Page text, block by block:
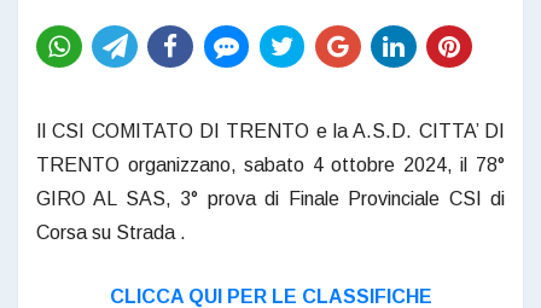
Il CSI COMITATO DI TRENTO e la A.S.D. CITTA’ DI
TRENTO organizzano, sabato 4 ottobre 2024, il 78°
GIRO AL SAS, 3° prova di Finale Provinciale CSI di
Corsa su Strada .
CLICCA QUI PER LE CLASSIFICHE